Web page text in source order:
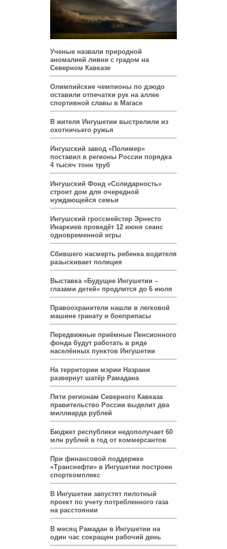
Ученые назвали природной
аномалией ливни с градом на
Северном Кавказе
Олимпийские чемпионы по дзюдо
оставили отпечатки рук на аллее
спортивной славы в Магасе
В жителя Ингушетии выстрелили из
охотничьего ружья
Ингушский завод «Полимер»
поставил в регионы России порядка
4 тысяч тонн труб
Ингушский Фонд «Солидарность»
строит дом для очередной
нуждающейся семьи
Ингушский гроссмейстер Эрнесто
Инаркиев проведёт 12 июня сеанс
одновременной игры
Сбившего насмерть ребенка водителя
разыскивает полиция
Выставка «Будущее Ингушетии –
глазами детей» продлится до 6 июля
Правоохранители нашли в легковой
машине гранату и боеприпасы
Передвижные приёмные Пенсионного
фонда будут работать в ряде
населённых пунктов Ингушетии
На территории мэрии Назрани
развернут шатёр Рамадана
Пяти регионам Северного Кавказа
правительство России выделит два
миллиарда рублей
Бюджет республики недополучает 60
млн рублей в год от коммерсантов
При финансовой поддержке
«Транснефти» в Ингушетии построен
спорткомплекс
В Ингушетии запустят пилотный
проект по учету потребленного газа
на расстоянии
В месяц Рамадан в Ингушетии на
один час сокращен рабочий день